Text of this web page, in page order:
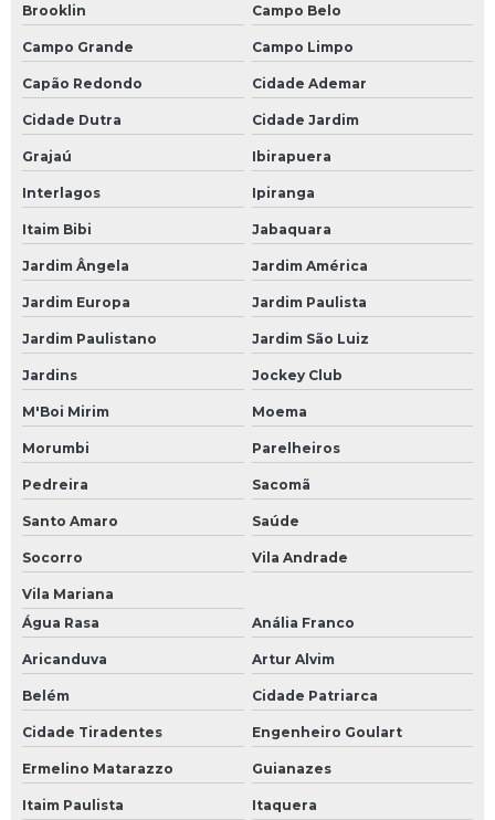
Brooklin Campo Belo
Campo Grande Campo Limpo
Capão Redondo Cidade Ademar
Cidade Dutra Cidade Jardim
Grajaú Ibirapuera
Interlagos Ipiranga
Itaim Bibi Jabaquara
Jardim Ângela Jardim América
Jardim Europa Jardim Paulista
Jardim Paulistano Jardim São Luiz
Jardins Jockey Club
M'Boi Mirim Moema
Morumbi Parelheiros
Pedreira Sacomã
Santo Amaro Saúde
Socorro Vila Andrade
Vila Mariana
Água Rasa
Anália Franco
Aricanduva Artur Alvim
Belém Cidade Patriarca
Cidade Tiradentes Engenheiro Goulart
Ermelino Matarazzo Guianazes
Itaim Paulista Itaquera